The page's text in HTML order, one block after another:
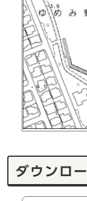
ダウンロ